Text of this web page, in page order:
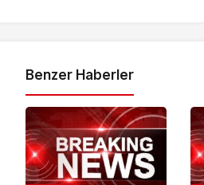
Benzer Haberler